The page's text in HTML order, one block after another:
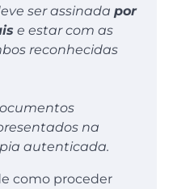
ser assinada por
e estar com as
reconhecidas
na
autenticada.
como proceder